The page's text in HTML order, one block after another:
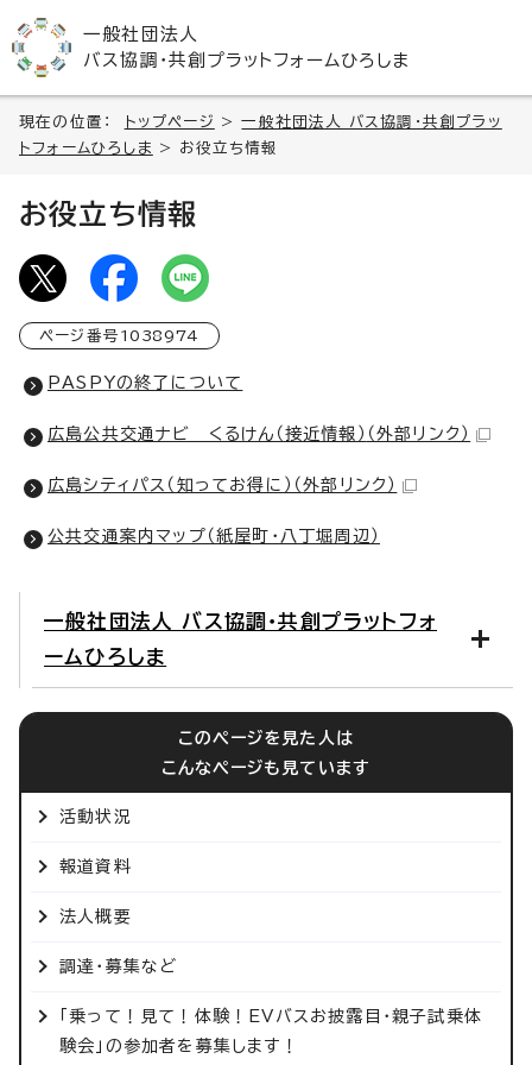
一般社団法人
バス協調・共創プラットフォームひろしま
現在の位置： トップページ >一般社団法人 バス協調・共創プラッ
トフォームひろしま
> お役立ち情報
お役立ち情報
ページ番号 1038974
PASPYの終了について
広島公共交通ナビ くるけん（接近情報） （外部リンク）
広島シティパス（知ってお得に） （外部リンク）
公共交通案内マップ（紙屋町・八丁堀周辺）
一般社団法人 バス協調・共創プラットフォ
ームひろしま
このページを見た人は
こんなページも見ています
活動状況
報道資料
法人概要
調達・募集など
「乗って！見て！体験！EVバスお披露目・親子試乗体
験会」の参加者を募集します！